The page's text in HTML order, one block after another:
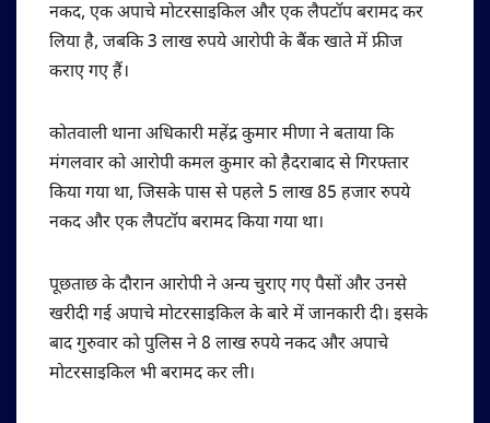
नकद, एक अपाचे मोटरसाइकिल और एक लैपटॉप बरामद कर
लिया है, जबकि 3 लाख रुपये आरोपी के बैंक खाते में फ्रीज
कराए गए हैं।
कोतवाली थाना अधिकारी महेंद्र कुमार मीणा ने बताया कि
मंगलवार को आरोपी कमल कुमार को हैदराबाद से गिरफ्तार
किया गया था, जिसके पास से पहले 5 लाख 85 हजार रुपये
नकद और एक लैपटॉप बरामद किया गया था।
पूछताछ के दौरान आरोपी ने अन्य चुराए गए पैसों और उनसे
खरीदी गई अपाचे मोटरसाइकिल के बारे में जानकारी दी। इसके
बाद गुरुवार को पुलिस ने 8 लाख रुपये नकद और अपाचे
मोटरसाइकिल भी बरामद कर ली।